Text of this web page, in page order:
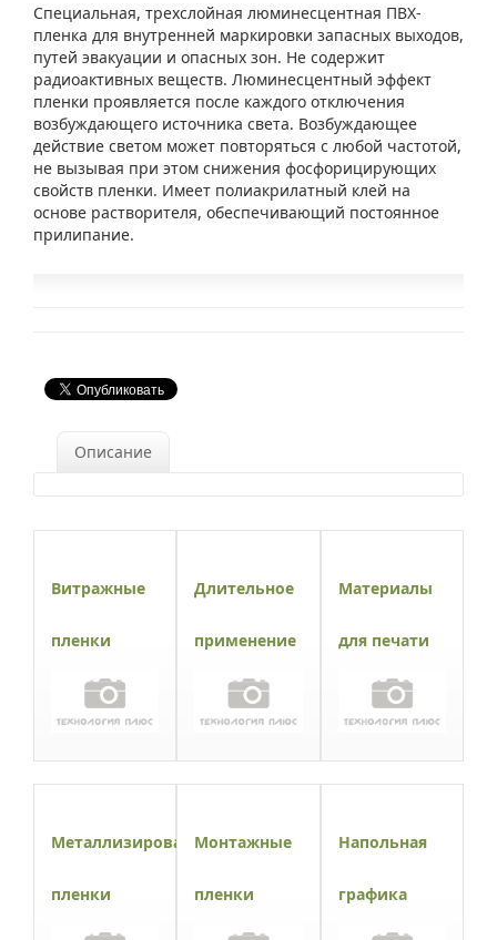
Специальная, трехслойная люминесцентная ПВХ-
пленка для внутренней маркировки запасных выходов,
путей эвакуации и опасных зон. Не содержит
радиоактивных веществ. Люминесцентный эффект
пленки проявляется после каждого отключения
возбуждающего источника света. Возбуждающее
действие светом может повторяться с любой частотой,
не вызывая при этом снижения фосфорицирующих
свойств пленки. Имеет полиакрилатный клей на
основе растворителя, обеспечивающий постоянное
прилипание.
Описание
Витражные
пленки
Длительное
применение
Материалы
для печати
Металлизированные
пленки
Монтажные
пленки
Напольная
графика